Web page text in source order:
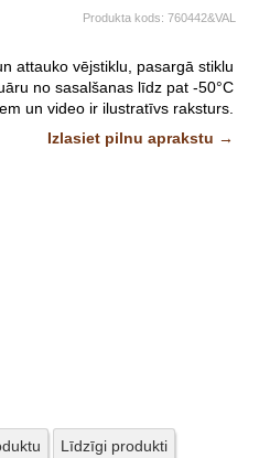
Produkta kods: 760442&VAL
attauko vējstiklu, pasargā stiklu
no sasalšanas līdz pat -50°C
un video ir ilustratīvs raksturs.
Izlasiet pilnu aprakstu →
Līdzīgi produkti